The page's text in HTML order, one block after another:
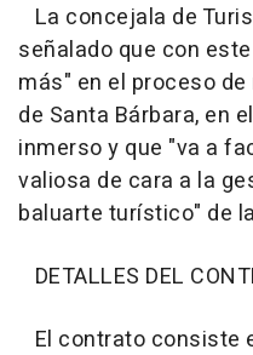
La concejala de
señalado que con
más" en el proceso
de Santa Bárbara, en
inmerso y que "va a
valiosa de cara a la
baluarte turístico" de
DETALLES DEL
El contrato consiste